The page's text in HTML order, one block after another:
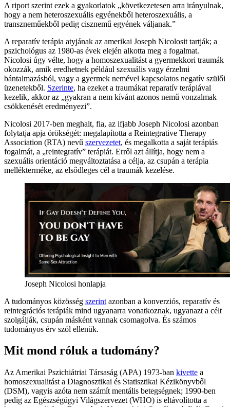
A riport szerint ezek a gyakorlatok „következetesen arra irányulnak,
hogy a nem heteroszexuális egyénekből heteroszexuális, a
transzneműekből pedig cisznemű egyének váljanak.”
A reparatív terápia atyjának az amerikai Joseph Nicolosit tartják; a
pszichológus az 1980-as évek elején alkotta meg a fogalmat.
Nicolosi úgy vélte, hogy a homoszexualitást a gyermekkori traumák
okozzák, amik eredhetnek például szexuális vagy érzelmi
bántalmazásból, vagy a gyermek nemével kapcsolatos negatív szülői
üzenetekből. Szerinte, ha ezeket a traumákat reparatív terápiával
kezelik, akkor az „gyakran a nem kívánt azonos nemű vonzalmak
csökkenését eredményezi”.
Nicolosi 2017-ben meghalt, fia, az ifjabb Joseph Nicolosi azonban
folytatja apja örökségét: megalapította a Reintegrative Therapy
Association (RTA) nevű szervezetet, és megalkotta a saját terápiás
fogalmát, a „reintegratív” terápiát. Erről azt állítja, hogy nem a
szexuális orientáció megváltoztatása a célja, az csupán a terápia
mellékterméke, az elsődleges cél a traumák kezelése.
Joseph Nicolosi honlapja
A tudományos közösség szerint azonban a konverziós, reparatív és
reintegrációs terápiák mind ugyanarra vonatkoznak, ugyanazt a célt
szolgálják, csupán másként vannak csomagolva. És számos
tudományos érv szól ellenük.
Mit mond róluk a tudomány?
Az Amerikai Pszichiátriai Társaság (APA) 1973-ban kivette a
homoszexualitást a Diagnosztikai és Statisztikai Kézikönyvből
(DSM), vagyis azóta nem számít mentális betegségnek; 1990-ben
pedig az Egészségügyi Világszervezet (WHO) is eltávolította a